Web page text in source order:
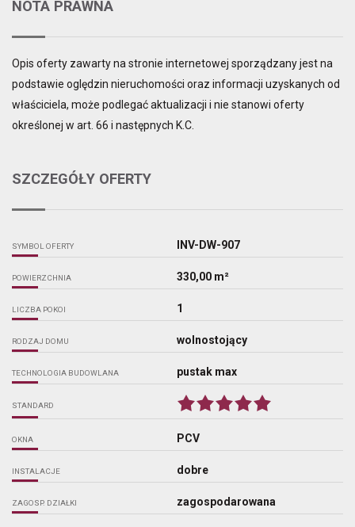
NOTA PRAWNA
Opis oferty zawarty na stronie internetowej sporządzany jest na
podstawie oględzin nieruchomości oraz informacji uzyskanych od
właściciela, może podlegać aktualizacji i nie stanowi oferty
określonej w art. 66 i następnych K.C.
SZCZEGÓŁY OFERTY
SYMBOL OFERTY INV-DW-907
POWIERZCHNIA 330,00 m²
LICZBA POKOI 1
RODZAJ DOMU wolnostojący
TECHNOLOGIA BUDOWLANA pustak max
STANDARD
OKNA PCV
INSTALACJE dobre
ZAGOSP. DZIAŁKI zagospodarowana